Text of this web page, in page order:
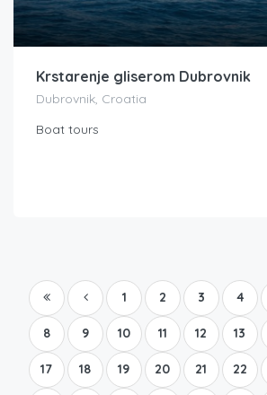
Krstarenje gliserom Dubrovnik
Dubrovnik, Croatia
Boat tours
1 2 3 4
8 9 10 11 12 13
17 18 19 20 21 22